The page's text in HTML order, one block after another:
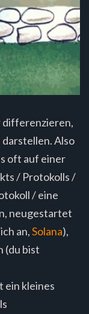
differenzieren,
Also
oft auf einer
/ Protokolls /
/ eine
neugestartet
an,Solana),
(du bist
ein kleines